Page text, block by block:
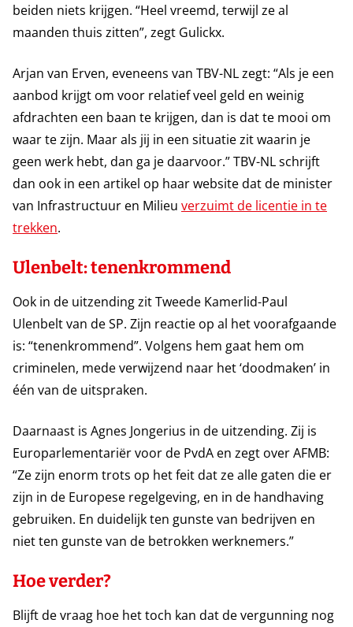
beiden niets krijgen. “Heel vreemd, terwijl ze al
maanden thuis zitten”, zegt Gulickx.
Arjan van Erven, eveneens van TBV-NL zegt: “Als je een
aanbod krijgt om voor relatief veel geld en weinig
afdrachten een baan te krijgen, dan is dat te mooi om
waar te zijn. Maar als jij in een situatie zit waarin je
geen werk hebt, dan ga je daarvoor.” TBV-NL schrijft
dan ook in een artikel op haar website dat de minister
van Infrastructuur en Milieu verzuimt de licentie in te
trekken.
Ulenbelt: tenenkrommend
Ook in de uitzending zit Tweede Kamerlid-Paul
Ulenbelt van de SP. Zijn reactie op al het voorafgaande
is: “tenenkrommend”. Volgens hem gaat hem om
criminelen, mede verwijzend naar het ‘doodmaken’ in
één van de uitspraken.
Daarnaast is Agnes Jongerius in de uitzending. Zij is
Europarlementariër voor de PvdA en zegt over AFMB:
“Ze zijn enorm trots op het feit dat ze alle gaten die er
zijn in de Europese regelgeving, en in de handhaving
gebruiken. En duidelijk ten gunste van bedrijven en
niet ten gunste van de betrokken werknemers.”
Hoe verder?
Blijft de vraag hoe het toch kan dat de vergunning nog